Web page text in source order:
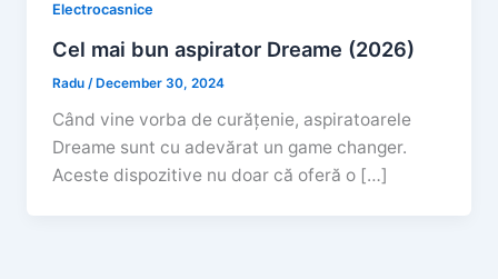
Electrocasnice
Cel mai bun aspirator Dreame (2026)
Radu /December 30, 2024
Când vine vorba de curățenie, aspiratoarele
Dreame sunt cu adevărat un game changer.
Aceste dispozitive nu doar că oferă o […]